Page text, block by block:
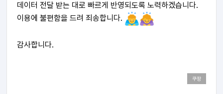
데이터 전달 받는 대로 빠르게 반영되도록 노력하겠습니다.
이용에 불편함을 드려 죄송합니다.
감사합니다.
쿠팡